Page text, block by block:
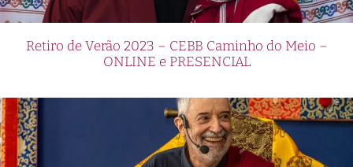
Retiro de Verão 2023 – CEBB Caminho do Meio –
ONLINE e PRESENCIAL